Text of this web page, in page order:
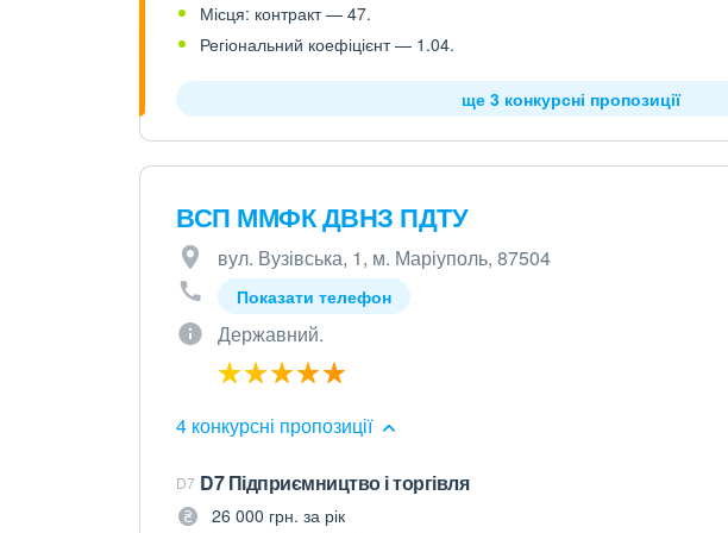
Місця: контракт — 47.
Регіональний коефіцієнт — 1.04.
ще 3 конкурсні пропозиції
ВСП ММФК ДВНЗ ПДТУ
вул. Вузівська, 1, м. Маріуполь, 87504
Показати телефон
Державний.
4 конкурсні пропозиції
D7 D7 Підприємництво і торгівля
26 000 грн. за рік